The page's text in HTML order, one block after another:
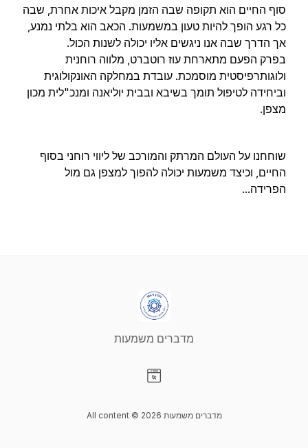
סוף החיים הוא תקופה שבה הזמן מקבל איכות אחרת, שבה
כל רגע הופך להיות טעון במשמעות. הכאב הוא בלתי נמנע,
אך הדרך שבה אנו ניגשים אליו יכולה לשנות הכול.
בפרק הפעם מתארחת עוז רוטברט, מלווה רוחנית
ולוגותרפיסטית מוסמכת. עובדת במחלקה האונקולוגית
וביחידה לטיפול תומך בשיבא ובבית יוליאנה ומנכ"לית מכון
מצפן.
שוחחנו על העולם המרתק והמורכב של ליווי רוחני בסוף
החיים, וכיצד משמעות יכולה להפוך למצפן גם מול
הפרידה...
מדברים משמעות
All content © 2026 מדברים משמעות